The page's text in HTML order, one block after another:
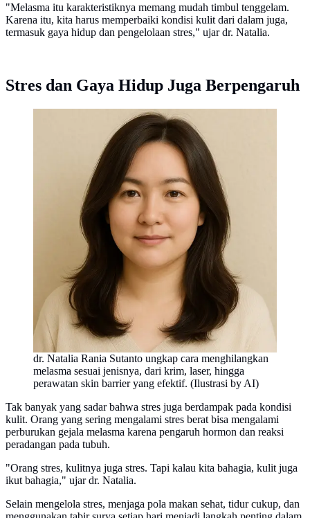
"Melasma itu karakteristiknya memang mudah timbul tenggelam.
Karena itu, kita harus memperbaiki kondisi kulit dari dalam juga,
termasuk gaya hidup dan pengelolaan stres," ujar dr. Natalia.
Stres dan Gaya Hidup Juga Berpengaruh
dr. Natalia Rania Sutanto ungkap cara menghilangkan
melasma sesuai jenisnya, dari krim, laser, hingga
perawatan skin barrier yang efektif. (Ilustrasi by AI)
Tak banyak yang sadar bahwa stres juga berdampak pada kondisi
kulit. Orang yang sering mengalami stres berat bisa mengalami
perburukan gejala melasma karena pengaruh hormon dan reaksi
peradangan pada tubuh.
"Orang stres, kulitnya juga stres. Tapi kalau kita bahagia, kulit juga
ikut bahagia," ujar dr. Natalia.
Selain mengelola stres, menjaga pola makan sehat, tidur cukup, dan